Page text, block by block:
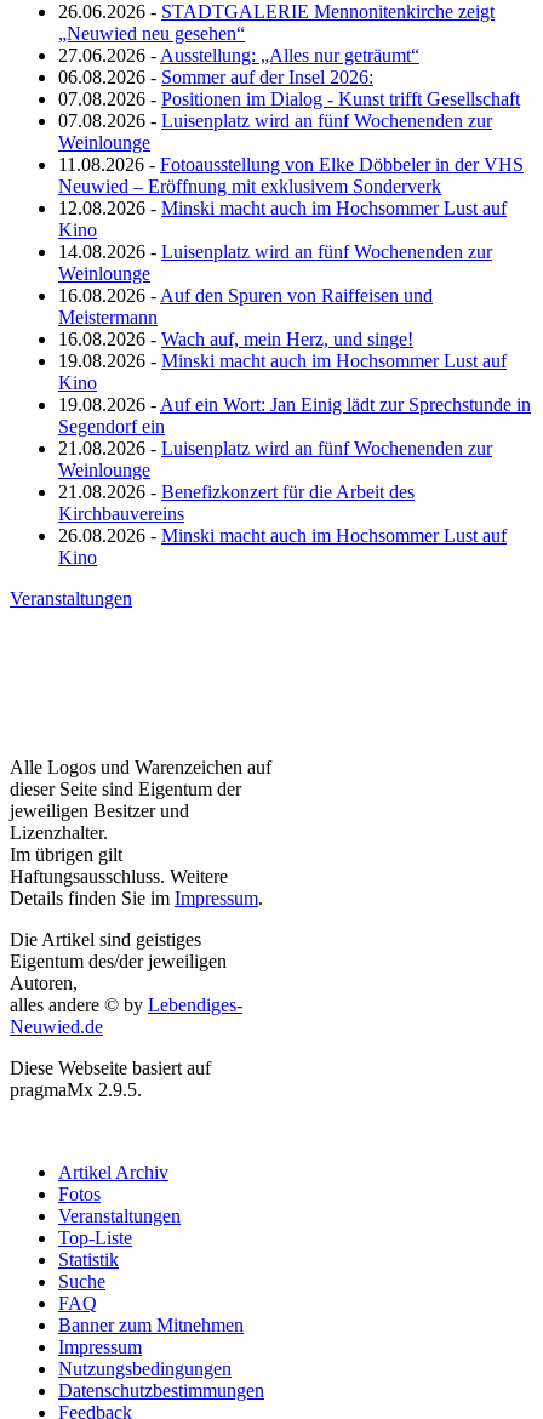
26.06.2026 - STADTGALERIE Mennonitenkirche zeigt
„Neuwied neu gesehen“
27.06.2026 - Ausstellung: „Alles nur geträumt“
06.08.2026 - Sommer auf der Insel 2026:
07.08.2026 - Positionen im Dialog - Kunst trifft Gesellschaft
07.08.2026 - Luisenplatz wird an fünf Wochenenden zur
Weinlounge
11.08.2026 - Fotoausstellung von Elke Döbbeler in der VHS
Neuwied – Eröffnung mit exklusivem Sonderverk
12.08.2026 - Minski macht auch im Hochsommer Lust auf
Kino
14.08.2026 - Luisenplatz wird an fünf Wochenenden zur
Weinlounge
16.08.2026 - Auf den Spuren von Raiffeisen und
Meistermann
16.08.2026 - Wach auf, mein Herz, und singe!
19.08.2026 - Minski macht auch im Hochsommer Lust auf
Kino
19.08.2026 - Auf ein Wort: Jan Einig lädt zur Sprechstunde in
Segendorf ein
21.08.2026 - Luisenplatz wird an fünf Wochenenden zur
Weinlounge
21.08.2026 - Benefizkonzert für die Arbeit des
Kirchbauvereins
26.08.2026 - Minski macht auch im Hochsommer Lust auf
Kino
Veranstaltungen
Alle Logos und Warenzeichen auf
dieser Seite sind Eigentum der
jeweiligen Besitzer und
Lizenzhalter.
Im übrigen gilt
Haftungsausschluss. Weitere
Details finden Sie im Impressum.
Die Artikel sind geistiges
Eigentum des/der jeweiligen
Autoren,
alles andere © by Lebendiges-
Neuwied.de
Diese Webseite basiert auf
pragmaMx 2.9.5.
Artikel Archiv
Fotos
Veranstaltungen
Top-Liste
Statistik
Suche
FAQ
Banner zum Mitnehmen
Impressum
Nutzungsbedingungen
Datenschutzbestimmungen
Feedback